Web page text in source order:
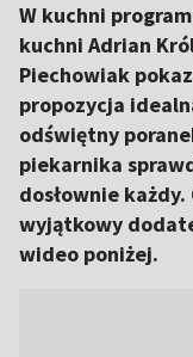
W kuchni
kuchni Adrian
Piechowiak
propozycja
odświętny
piekarnika
dosłownie
wyjątkowy
wideo poniżej.